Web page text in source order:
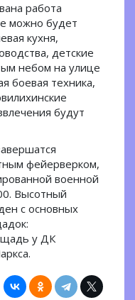
работа
можно будет
кухня,
детские
небом на улице
боевая техника,
будут
фейерверком,
военной
Высотный
с основных
у ДК